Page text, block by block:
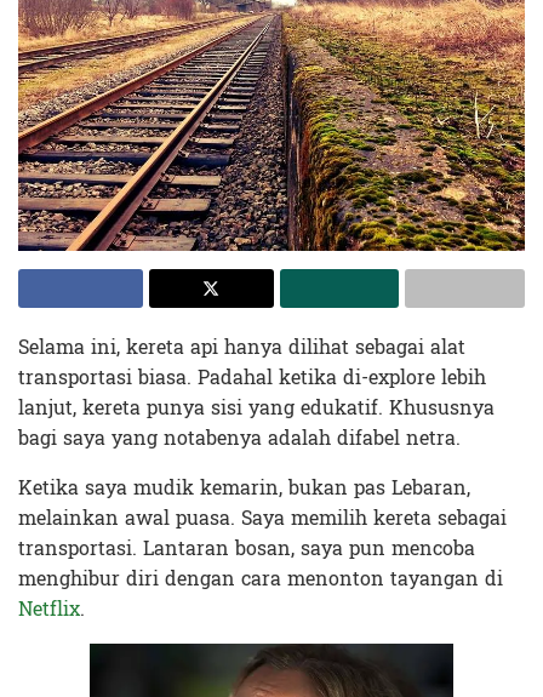
Selama ini, kereta api hanya dilihat sebagai alat
transportasi biasa. Padahal ketika di-explore lebih
lanjut, kereta punya sisi yang edukatif. Khususnya
bagi saya yang notabenya adalah difabel netra.
Ketika saya mudik kemarin, bukan pas Lebaran,
melainkan awal puasa. Saya memilih kereta sebagai
transportasi. Lantaran bosan, saya pun mencoba
menghibur diri dengan cara menonton tayangan di
Netflix.